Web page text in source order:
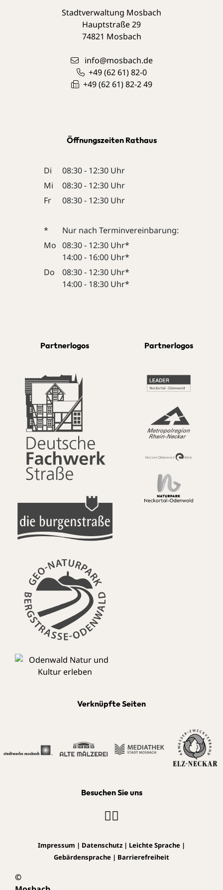
Stadtverwaltung Mosbach
Hauptstraße 29
74821 Mosbach
info@mosbach.de
+49 (62 61) 82-0
+49 (62 61) 82-2 49
Öffnungszeiten Rathaus
Di
08:30 - 12:30 Uhr
Mi
08:30 - 12:30 Uhr
Fr
08:30 - 12:30 Uhr
*
Nur nach Terminvereinbarung:
Mo 08:30 - 12:30 Uhr*
14:00 - 16:00 Uhr*
Do
08:30 - 12:30 Uhr*
14:00 - 18:30 Uhr*
Partnerlogos Partnerlogos
Verknüpfte Seiten
Besuchen Sie uns
©
Impressum | Datenschutz | Leichte Sprache |
Gebärdensprache | Barrierefreiheit